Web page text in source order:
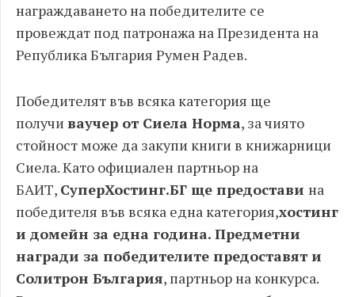
награждаването на победителите се
провеждат под патронажа на Президента на
Република България Румен Радев.
Победителят във всяка категория ще
получи ваучер от Сиела Норма, за чиято
стойност може да закупи книги в книжарници
Сиела. Като официален партньор на
БАИТ, СуперХостинг.БГ ще предостави на
победителя във всяка една категория,хостинг
и домейн за една година. Предметни
награди за победителите предоставят и
Солитрон България, партньор на конкурса.